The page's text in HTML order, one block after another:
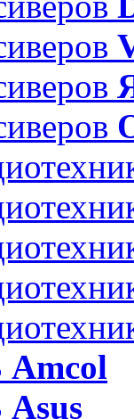
Amcol
Asus